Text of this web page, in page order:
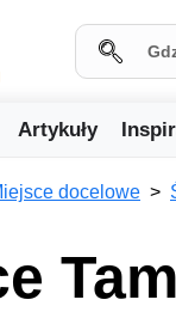
Artykuły
docelowe